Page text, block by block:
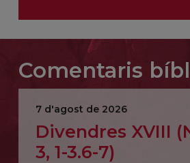
Comentaris
7 d'agost de 2026
Divendres XVIII
3, 1-3.6-7)